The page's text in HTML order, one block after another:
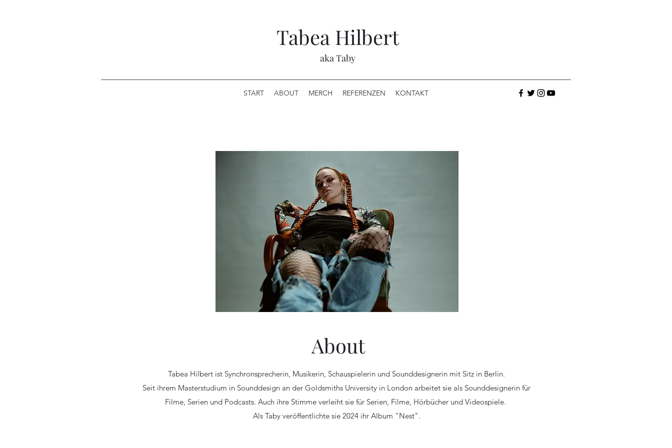
Tabea Hilbert
aka Taby
START ABOUT MERCH REFERENZEN KONTAKT
About
Tabea Hilbert ist Synchronsprecherin, Musikerin, Schauspielerin und Sounddesignerin mit Sitz in Berlin.
Seit ihrem Masterstudium in Sounddesign an der Goldsmiths University in London arbeitet sie als Sounddesignerin für
Filme, Serien und Podcasts. Auch ihre Stimme verleiht sie für Serien, Filme, Hörbücher und Videospiele.
Als Taby veröffentlichte sie 2024 ihr Album "Nest".